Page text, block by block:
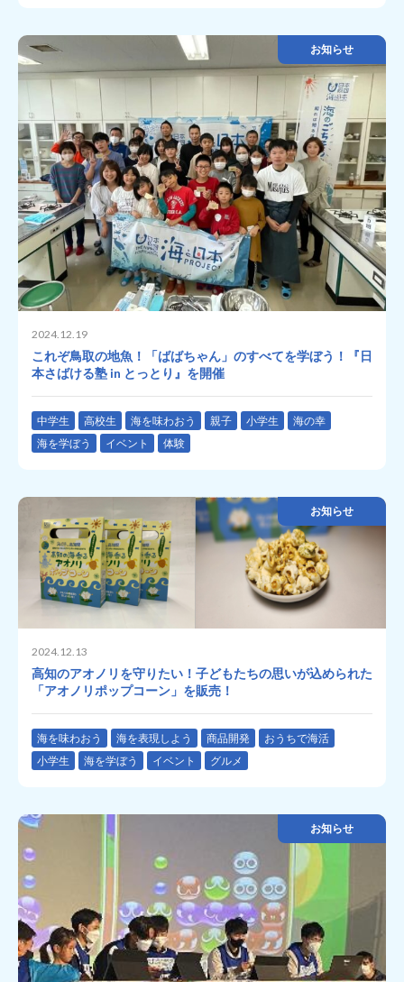
お知らせ
2024.12.19
これぞ鳥取の地魚！「ばばちゃん」のすべてを学ぼう！『日
本さばける塾 in とっとり』を開催
中学生 高校生 海を味わおう 親子 小学生
海の幸
海を学ぼう
イベント 体験
お知らせ
2024.12.13
高知のアオノリを守りたい！子どもたちの思いが込められた
「アオノリポップコーン」を販売！
海を味わおう 海を表現しよう 商品開発
おうちで海活
小学生
海を学ぼう イベント グルメ
お知らせ